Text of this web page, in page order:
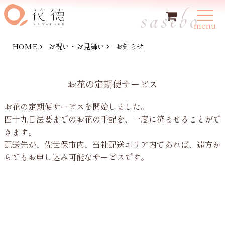
menu
ログイン
お供え・お悔やみのお花
お祝い・お見舞いの花
購入方法
トピックス
sasebo
HOME お祝い・お見舞い お知らせ
お花の定期便サービス
お花の定期便サービスを開始しました。
四十九日法要までのお花の手配を、一度に済ませることがで
きます。
配送先が、佐世保市内、当社配送エリア内であれば、遠方か
らでもお申し込み可能なサービスです。